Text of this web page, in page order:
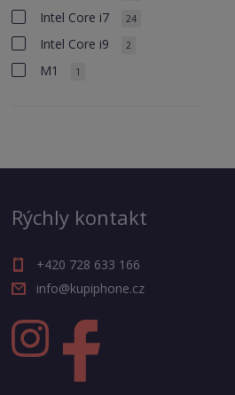
Intel Core i7 24
Intel Core i9 2
M1 1
Rýchly kontakt
+420 728 633 166
info@kupiphone.cz